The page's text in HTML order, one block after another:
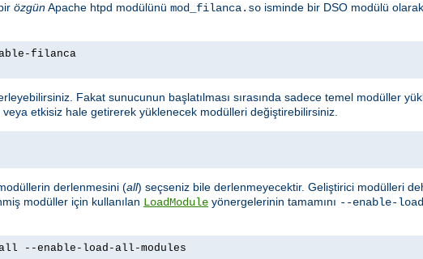
özgünApache htpd modülünü mod_filanca.so isminde bir DSO modülü
filanca
Fakat sunucunun başlatılması sırasında sadece temel modüller
etkisiz hale getirerek yüklenecek modülleri değiştirebilirsiniz.
derlenmesini (all) seçseniz bile derlenmeyecektir. Geliştirici modülleri
modüller için kullanılan LoadModule yönergelerinin tamamını --enable-
--enable-load-all-modules